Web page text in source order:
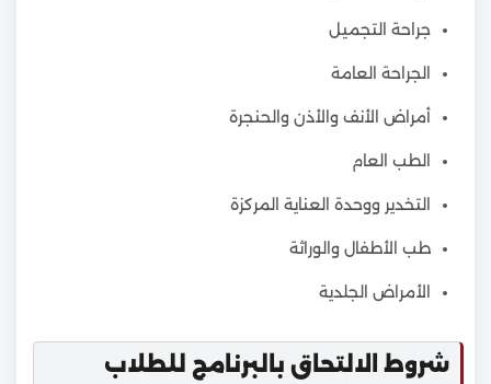
جراحة التجميل
الجراحة العامة
أمراض الأنف والأذن والحنجرة
الطب العام
التخدير ووحدة العناية المركزة
طب الأطفال والوراثة
الأمراض الجلدية
شروط الالتحاق بالبرنامج للطلاب